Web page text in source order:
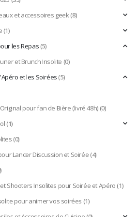
et accessoires geek(8)
(1)
les Repas(5)
et Brunch Insolite (0)
et les Soirées(5)
pour fan de Bière (livré 48h)(0)
(1)
(0)
Lancer Discussion et Soirée(4)
Shooters Insolites pour Soirée et Apéro(1)
pour animer vos soirées (1)